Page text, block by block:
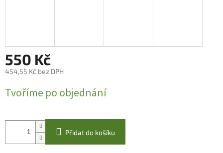
550 Kč
454,55 Kč bez DPH
cena:
Tvoříme po objednání
Přidat do košíku